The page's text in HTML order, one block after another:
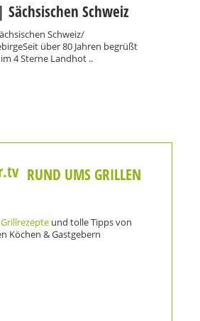
Schweiz
Schweiz/
über 80 Jahren begrüßt
4 Sterne Landhot ..
RUND UMS GRILLEN
Grillrezepte und tolle Tipps von
Köchen & Gastgebern